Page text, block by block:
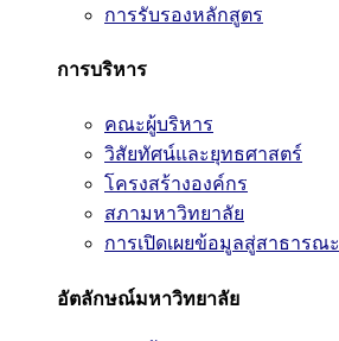
การรับรองหลักสูตร
การบริหาร
คณะผู้บริหาร
วิสัยทัศน์และยุทธศาสตร์
โครงสร้างองค์กร
สภามหาวิทยาลัย
การเปิดเผยข้อมูลสู่สาธารณะ
อัตลักษณ์มหาวิทยาลัย